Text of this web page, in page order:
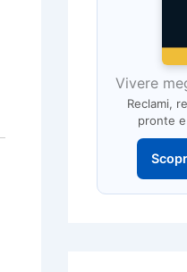
Vivere
Reclami,
pronte